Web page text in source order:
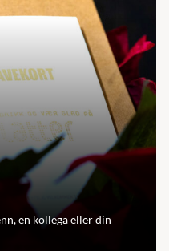
en kollega eller din